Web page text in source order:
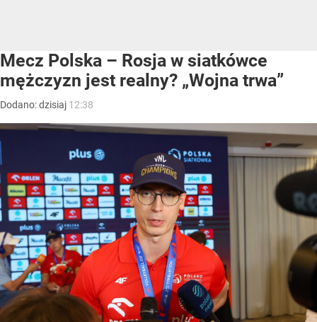
Mecz Polska – Rosja w siatkówce
mężczyzn jest realny? „Wojna trwa”
Dodano:dzisiaj 12:38